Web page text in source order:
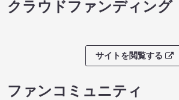
クラウドファンディング
サイトを閲覧する
ファンコミュニティ